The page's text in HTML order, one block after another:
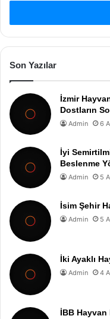
Son Yazılar
İzmir
Dostların
Admin 6
İyi
Beslenme
Admin 5
İsim Şehir
Admin 5
İki Ayaklı
Admin 4
İBB Hayvan